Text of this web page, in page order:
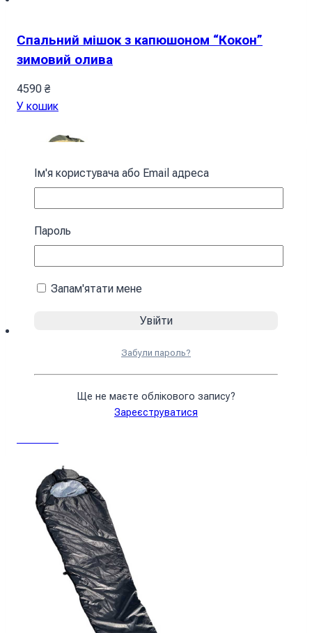
Спальний мішок з капюшоном “Кокон”
зимовий олива
4590 ₴
У кошик
Спальний мішок з капюшоном “Кокон”
весна-осінь олива
Ім'я користувача або Email адреса
Пароль
Запам'ятати мене
Забули пароль?
Ще не маєте облікового запису?
Зареєструватися